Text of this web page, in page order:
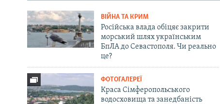
ВІЙНА ТА КРИМ
Російська влада обіцяє закрити
морський шлях українським
БпЛА до Севастополя. Чи реально
це?
ФОТОГАЛЕРЕЇ
Краса Сімферопольського
водосховища та занедбаність